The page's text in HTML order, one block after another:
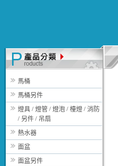
馬桶
馬桶另件
燈具 / 燈管 / 燈泡 / 檯燈 / 消防
/ 另件 / 吊扇
熱水器
面盆
面盆另件